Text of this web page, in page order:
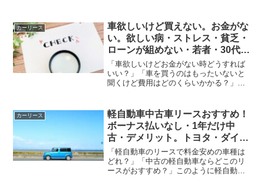
に安心して利用できるのか？デメリット
はないのか？審査は厳しい...
カーリース
車欲しいけど買えない。お金がな
い。欲しい病・ストレス・貧乏・
ローンが組めない・若者・30代・
40代など
「車欲しいけどお金がない時どうすれば
いい？」「車を買うのはもったいないと
聞くけど費用はどのくらいかかる？」車
うか？免許取得や家族が増えたなど、車
が欲しいと思うタイミング...
カーリース
軽自動車中古車リースおすすめ！
ボーナス払いなし・1年だけ中
古・デメリット。トヨタ・ダイハ
ツ
「軽自動車のリースで料金安めの車種は
どれ？」「中古の軽自動車ならどこのリ
ースがおすすめ？」このように軽自動車